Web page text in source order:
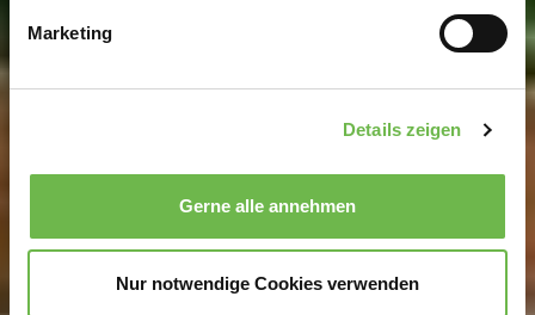
bestimmten Merkmalen (Fingerprinting) identifizieren
Erfahren Sie mehr darüber, wie Ihre persönlichen Daten
zu können und die Zugriffe auf unsere Website zu
analysieren.Danke, dass Sie uns in unserer Arbeit
unterstützen!
Marketing
Details zeigen
Gerne alle annehmen
Nur notwendige Cookies verwenden